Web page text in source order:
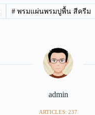
# พรมแผ่นพรมปูพื้น สีครีม
admin
ARTICLES: 237